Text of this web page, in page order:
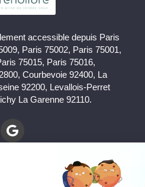
accessible depuis Paris
Paris 75002, Paris 75001,
75015, Paris 75016,
Courbevoie 92400, La
92200, Levallois-Perret
La Garenne 92110.